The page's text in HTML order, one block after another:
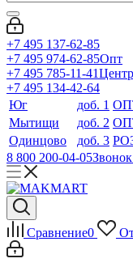
+7 495 137-62-85
+7 495 974-62-85Опт
+7 495 785-11-41
+7 495 134-42-64
Юг
доб. 1
Мытищи
доб. 2
Одинцово
доб. 3
8 800 200-04-05
Сравнение0